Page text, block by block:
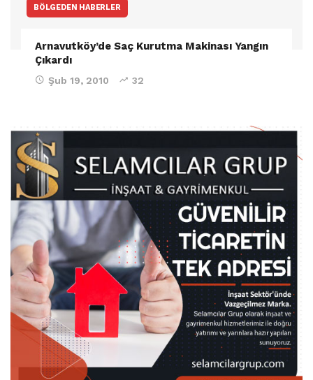
BÖLGEDEN HABERLER
Arnavutköy’de Saç Kurutma Makinası Yangın
Çıkardı
Şub 19, 2010 32